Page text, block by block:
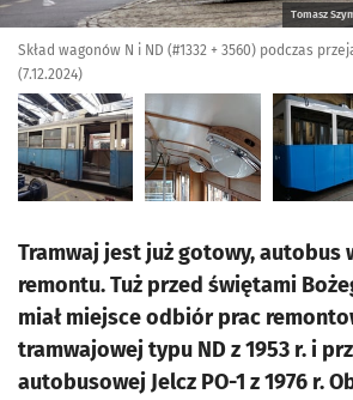
Tomasz
Skład wagonów N i ND (#1332 + 3560) podczas
(7.12.2024)
Tramwaj jest już gotowy, autobus
remontu. Tuż przed świętami
miał miejsce odbiór prac
tramwajowej typu ND z 1953 r. i
autobusowej Jelcz PO-1 z 1976 r.